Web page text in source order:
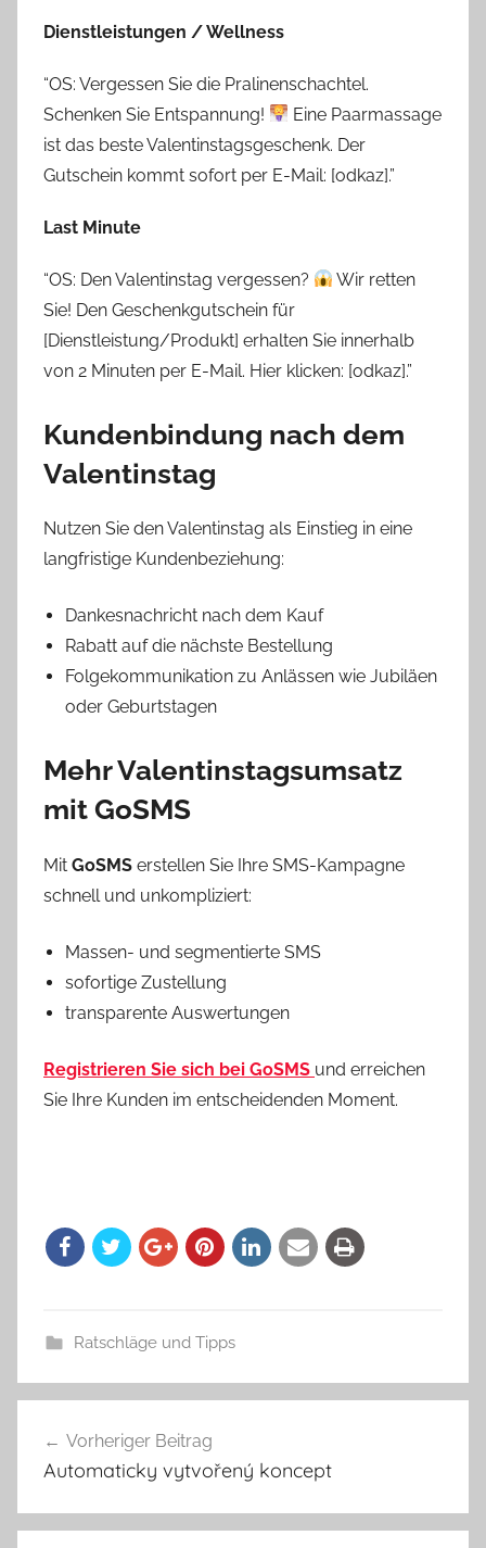
Dienstleistungen / Wellness
“OS: Vergessen Sie die Pralinenschachtel.
Schenken Sie Entspannung!
Eine Paarmassage
ist das beste Valentinstagsgeschenk. Der
Gutschein kommt sofort per E-Mail: [odkaz].”
Last Minute
“OS: Den Valentinstag vergessen?
Wir retten
Sie! Den Geschenkgutschein für
[Dienstleistung/Produkt] erhalten Sie innerhalb
von 2 Minuten per E-Mail. Hier klicken: [odkaz].”
Kundenbindung nach dem
Valentinstag
Nutzen Sie den Valentinstag als Einstieg in eine
langfristige Kundenbeziehung:
Dankesnachricht nach dem Kauf
Rabatt auf die nächste Bestellung
Folgekommunikation zu Anlässen wie Jubiläen
oder Geburtstagen
Mehr Valentinstagsumsatz
mit GoSMS
Mit GoSMS erstellen Sie Ihre SMS-Kampagne
schnell und unkompliziert:
Massen- und segmentierte SMS
sofortige Zustellung
transparente Auswertungen
Registrieren Sie sich bei GoSMS und erreichen
Sie Ihre Kunden im entscheidenden Moment.
Ratschläge und Tipps
Beitragsnavigation
Vorheriger Beitrag
Automaticky vytvořený koncept